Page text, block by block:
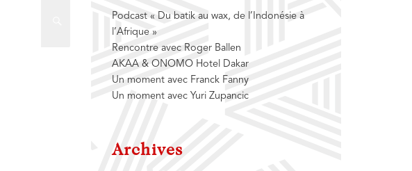
Podcast « Du batik au wax, de l’Indonésie à
l’Afrique »
Rencontre avec Roger Ballen
AKAA & ONOMO Hotel Dakar
Un moment avec Franck Fanny
Un moment avec Yuri Zupancic
Archives